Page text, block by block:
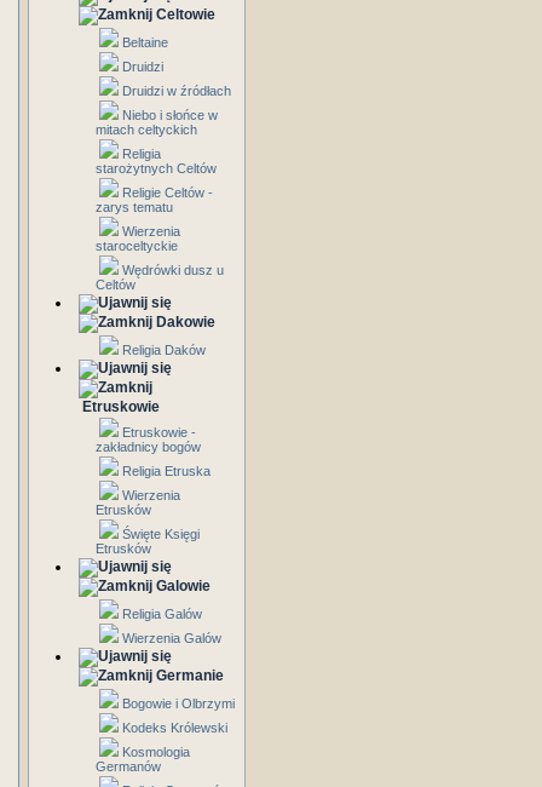
Celtowie
Beltaine
Druidzi
Druidzi w źródłach
Niebo i słońce w
mitach celtyckich
Religia
starożytnych Celtów
Religie Celtów -
zarys tematu
Wierzenia
staroceltyckie
Wędrówki dusz u
Celtów
Dakowie
Religia Daków
Etruskowie
Etruskowie -
zakładnicy bogów
Religia Etruska
Wierzenia
Etrusków
Święte Księgi
Etrusków
Galowie
Religia Galów
Wierzenia Galów
Germanie
Bogowie i Olbrzymi
Kodeks Królewski
Kosmologia
Germanów